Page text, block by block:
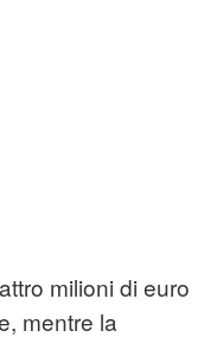
milioni di euro
mentre la